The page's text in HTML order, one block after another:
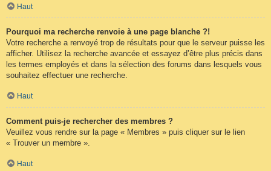
Haut
Pourquoi ma recherche renvoie à une page blanche ?!
Votre recherche a renvoyé trop de résultats pour que le serveur puisse les
afficher. Utilisez la recherche avancée et essayez d’être plus précis dans
les termes employés et dans la sélection des forums dans lesquels vous
souhaitez effectuer une recherche.
Haut
Comment puis-je rechercher des membres ?
Veuillez vous rendre sur la page « Membres » puis cliquer sur le lien
« Trouver un membre ».
Haut